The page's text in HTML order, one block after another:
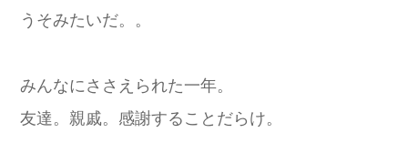
うそみたいだ。。
みんなにささえられた一年。
友達。親戚。感謝することだらけ。